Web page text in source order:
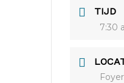
TIJD
7:30
Foyer